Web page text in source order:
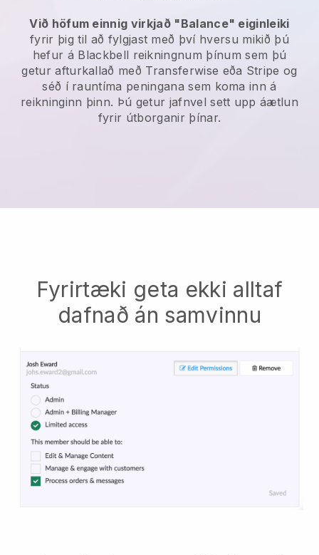
Við höfum einnig virkjað "Balance" eiginleiki
fyrir þig til að fylgjast með því hversu mikið þú
hefur á Blackbell reikningnum þínum sem þú
getur afturkallað með Transferwise eða Stripe og
séð í rauntíma peningana sem koma inn á
reikninginn þinn. Þú getur jafnvel sett upp áætlun
fyrir útborganir þínar.
Fyrirtæki geta ekki alltaf
dafnað án samvinnu